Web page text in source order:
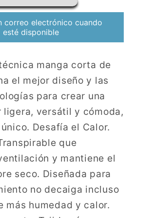
Flavours
correo electrónico cuando
esté disponible
manga corta de
el mejor diseño y las
para crear una
ligera, versátil y cómoda,
Desafía el Calor.
que
y mantiene el
seco. Diseñada para
no decaiga incluso
más humedad y calor.